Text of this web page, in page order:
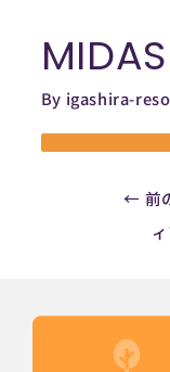
By igashira-
Post
← 前